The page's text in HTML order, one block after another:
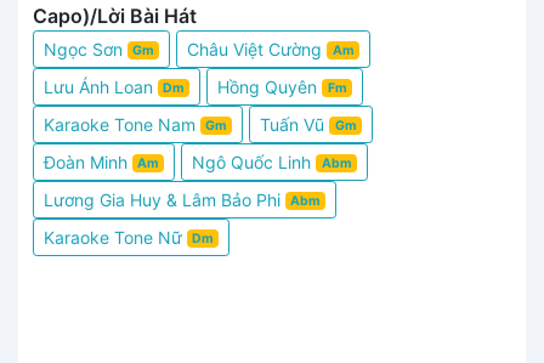
Capo)/Lời Bài Hát
Ngọc Sơn Gm Châu Việt Cường Am
Lưu Ánh Loan Dm Hồng Quyên Fm
Karaoke Tone Nam Gm Tuấn Vũ Gm
Đoàn Minh Am Ngô Quốc Linh Abm
Lương Gia Huy & Lâm Bảo Phi Abm
Karaoke Tone Nữ Dm